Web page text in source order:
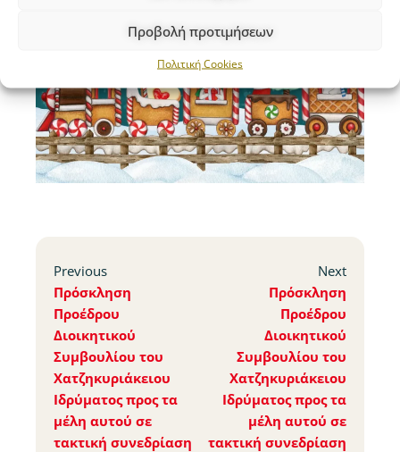
Προβολή προτιμήσεων
Πολιτική Cookies
Previous
Πρόσκληση
Προέδρου
Διοικητικού
Συμβουλίου του
Χατζηκυριάκειου
Ιδρύματος προς τα
μέλη αυτού σε
τακτική συνεδρίαση
Next
Πρόσκληση
Προέδρου
Διοικητικού
Συμβουλίου του
Χατζηκυριάκειου
Ιδρύματος προς τα
μέλη αυτού σε
τακτική συνεδρίαση